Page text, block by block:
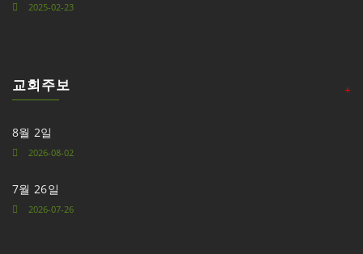
2025-02-23
교회주보 +
8월 2일
2026-08-02
7월 26일
2026-07-26